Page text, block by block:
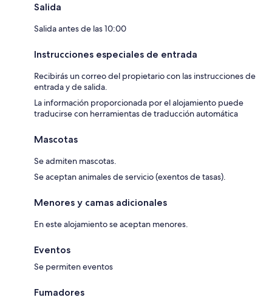
Salida
Salida antes de las 10:00
Instrucciones especiales de entrada
Recibirás un correo del propietario con las instrucciones de
entrada y de salida.
La información proporcionada por el alojamiento puede
traducirse con herramientas de traducción automática
Mascotas
Se admiten mascotas.
Se aceptan animales de servicio (exentos de tasas).
Menores y camas adicionales
En este alojamiento se aceptan menores.
Eventos
Se permiten eventos
Fumadores